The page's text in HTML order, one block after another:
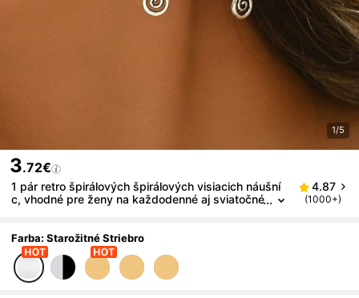
1/5
3.72€
1 pár retro špirálových špirálových visiacich náušní
c, vhodné pre ženy na každodenné aj sviatočné
4.87
(1000+)
Farba: Starožitné Striebro